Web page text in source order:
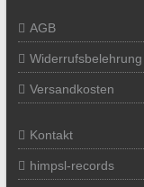
AGB
Widerrufsbelehrung
Versandkosten
Kontakt
himpsl-records